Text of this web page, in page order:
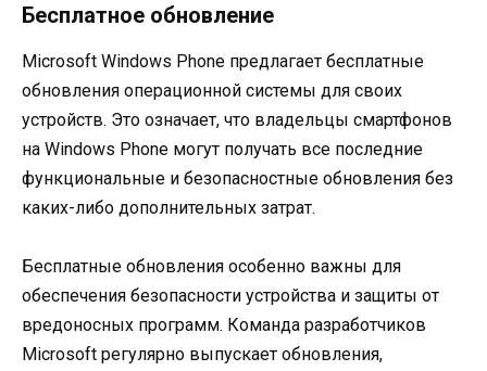
Бесплатное обновление
Microsoft Windows Phone предлагает бесплатные
обновления операционной системы для своих
устройств. Это означает, что владельцы смартфонов
на Windows Phone могут получать все последние
функциональные и безопасностные обновления без
каких-либо дополнительных затрат.
Бесплатные обновления особенно важны для
обеспечения безопасности устройства и защиты от
вредоносных программ. Команда разработчиков
Microsoft регулярно выпускает обновления,